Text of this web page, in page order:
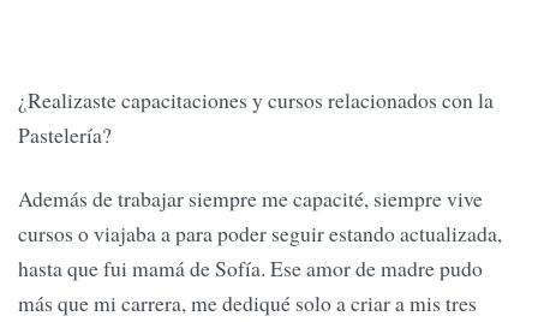
¿Realizaste capacitaciones y cursos relacionados con la
Pastelería?
Además de trabajar siempre me capacité, siempre vive
cursos o viajaba a para poder seguir estando actualizada,
hasta que fui mamá de Sofía. Ese amor de madre pudo
más que mi carrera, me dediqué solo a criar a mis tres